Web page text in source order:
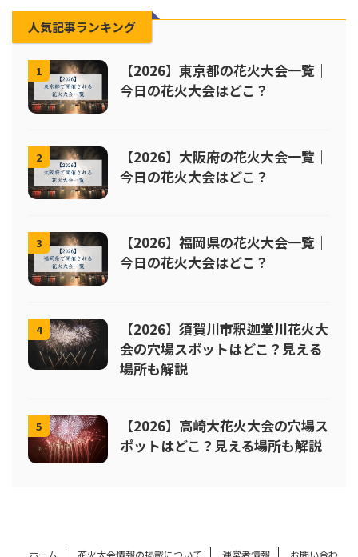
人気記事ランキング
1
【2026】東京都の花火大会一覧｜
今日の花火大会はどこ？
2
【2026】大阪府の花火大会一覧｜
今日の花火大会はどこ？
3
【2026】福岡県の花火大会一覧｜
今日の花火大会はどこ？
4
【2026】須賀川市釈迦堂川花火大
会の穴場スポットはどこ？見える
場所も解説
5
【2026】高崎大花火大会の穴場ス
ポットはどこ？見える場所も解説
ホーム 花火大会情報の掲載について 運営者情報 お問い合わ